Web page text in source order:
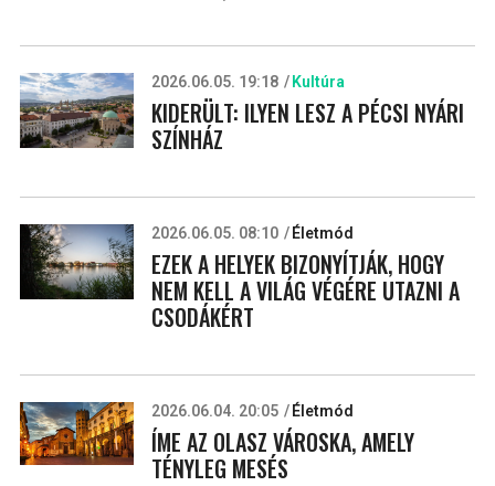
2026.06.05. 19:18 Kultúra
KIDERÜLT: ILYEN LESZ A PÉCSI NYÁRI
SZÍNHÁZ
2026.06.05. 08:10 Életmód
EZEK A HELYEK BIZONYÍTJÁK, HOGY
NEM KELL A VILÁG VÉGÉRE UTAZNI A
CSODÁKÉRT
2026.06.04. 20:05 Életmód
ÍME AZ OLASZ VÁROSKA, AMELY
TÉNYLEG MESÉS